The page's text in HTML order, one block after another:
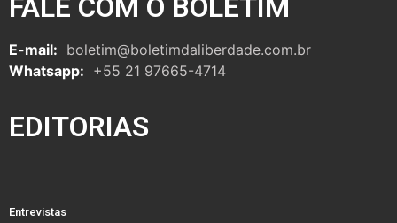
FALE COM O BOLETIM
E-mail: boletim@boletimdaliberdade.com.br
Whatsapp: +55 21 97665-4714
EDITORIAS
Entrevistas